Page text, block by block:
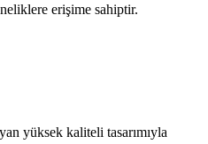
erişime sahiptir.
yüksek kaliteli tasarımıyla